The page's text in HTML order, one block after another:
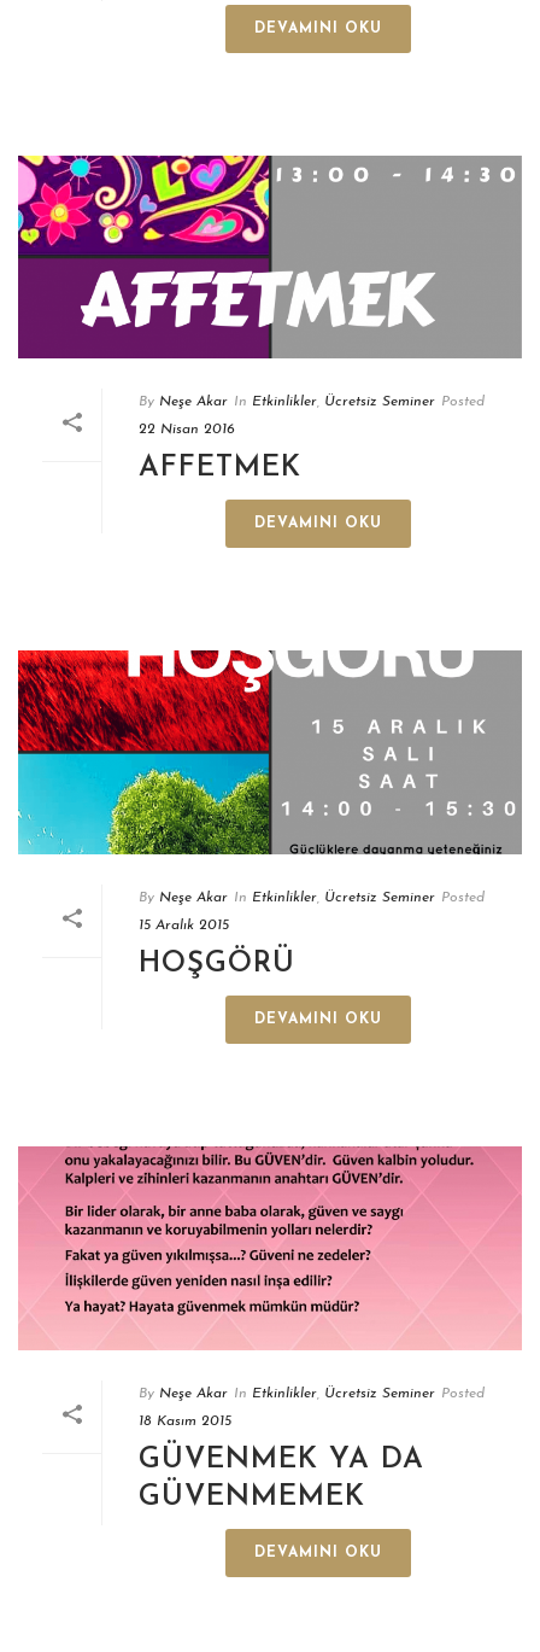
DEVAMINI OKU
By Neşe Akar In Etkinlikler Ücretsiz Seminer Posted
22 Nisan 2016
AFFETMEK
DEVAMINI OKU
By Neşe Akar In Etkinlikler Ücretsiz Seminer Posted
15 Aralık 2015
HOŞGÖRÜ
DEVAMINI OKU
By Neşe Akar In Etkinlikler Ücretsiz Seminer Posted
18 Kasım 2015
GÜVENMEK YA DA
GÜVENMEMEK
DEVAMINI OKU